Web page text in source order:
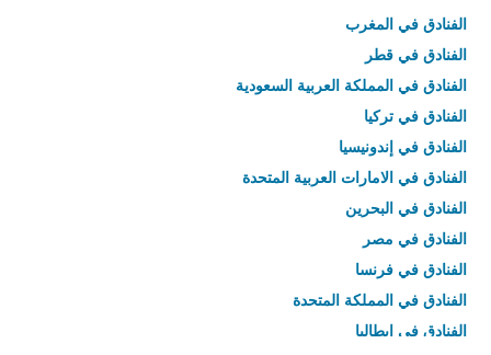
الفنادق في المغرب
الفنادق في قطر
الفنادق في المملكة العربية السعودية
الفنادق في تركيا
الفنادق في إندونيسيا
الفنادق في الامارات العربية المتحدة
الفنادق في البحرين
الفنادق في مصر
الفنادق في فرنسا
الفنادق في المملكة المتحدة
الفنادق في إيطاليا